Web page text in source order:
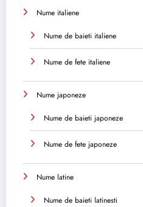
Nume italiene
Nume de baieti italiene
Nume de fete italiene
Nume japoneze
Nume de baieti japoneze
Nume de fete japoneze
Nume latine
Nume de baieti latinesti